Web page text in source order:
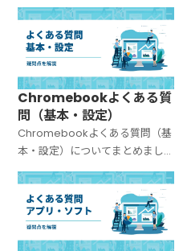
Chromebookよくある質
問（基本・設定）
Chromebookよくある質問（基
本・設定）についてまとめまし
た。